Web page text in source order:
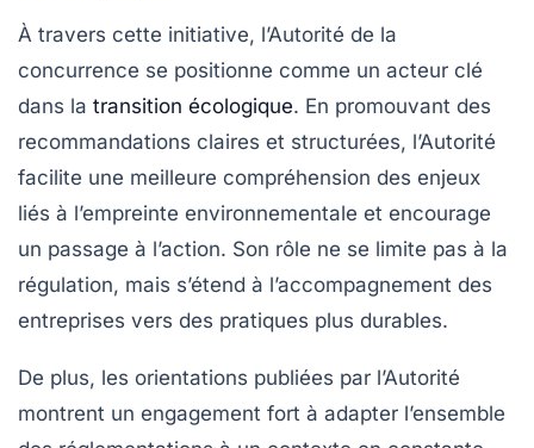
À travers cette initiative, l’Autorité de la
concurrence se positionne comme un acteur clé
dans la transition écologique. En promouvant des
recommandations claires et structurées, l’Autorité
facilite une meilleure compréhension des enjeux
liés à l’empreinte environnementale et encourage
un passage à l’action. Son rôle ne se limite pas à la
régulation, mais s’étend à l’accompagnement des
entreprises vers des pratiques plus durables.
De plus, les orientations publiées par l’Autorité
montrent un engagement fort à adapter l’ensemble